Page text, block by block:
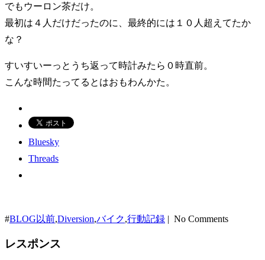
でもウーロン茶だけ。
最初は４人だけだったのに、最終的には１０人超えてたか
な？
すいすいーっとうち返って時計みたら０時直前。
こんな時間たってるとはおもわんかた。
Bluesky
Threads
#BLOG以前,Diversion,バイク,行動記録 | No Comments
レスポンス